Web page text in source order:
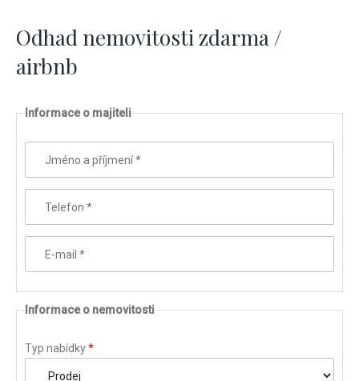
Odhad nemovitosti zdarma /
airbnb
Informace o majiteli
Informace o nemovitosti
Typ nabídky*